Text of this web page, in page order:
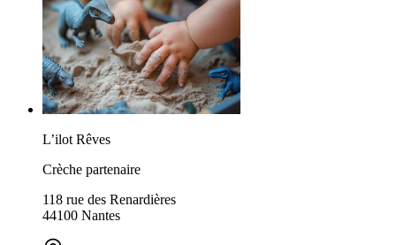
L’ilot Rêves
Crèche partenaire
118 rue des Renardières
44100 Nantes